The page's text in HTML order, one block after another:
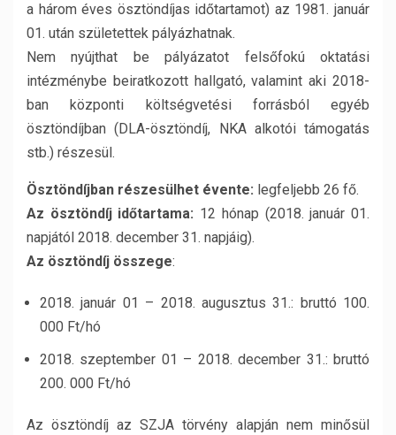
a három éves ösztöndíjas időtartamot) az 1981. január
01. után születettek pályázhatnak.
Nem nyújthat be pályázatot felsőfokú oktatási
intézménybe beiratkozott hallgató, valamint aki 2018-
ban központi költségvetési forrásból egyéb
ösztöndíjban (DLA-ösztöndíj, NKA alkotói támogatás
stb.) részesül.
Ösztöndíjban részesülhet évente: legfeljebb 26 fő.
Az ösztöndíj időtartama: 12 hónap (2018. január 01.
napjától 2018. december 31. napjáig).
Az ösztöndíj összege:
2018. január 01 – 2018. augusztus 31.: bruttó 100.
000 Ft/hó
2018. szeptember 01 – 2018. december 31.: bruttó
200. 000 Ft/hó
Az ösztöndíj az SZJA törvény alapján nem minősül